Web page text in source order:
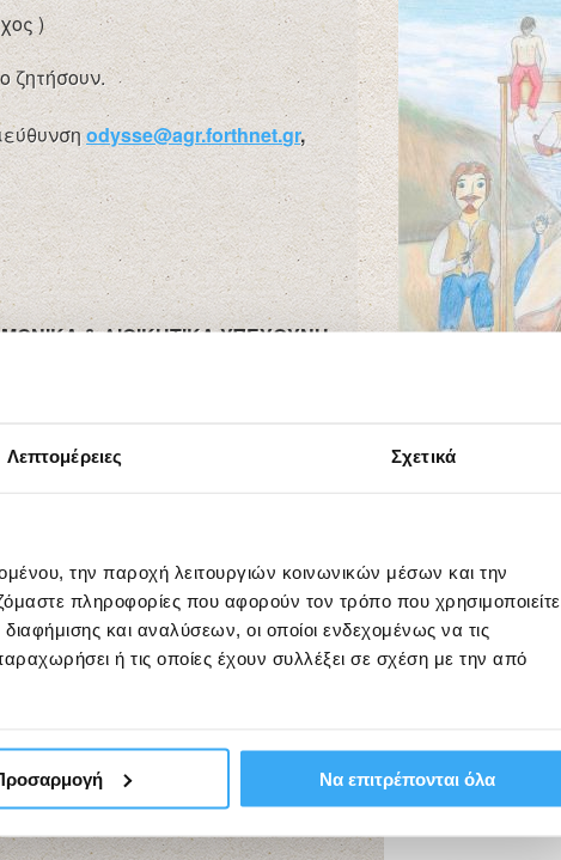
Λεπτομέρειες Σχετικά
την παροχή λειτουργιών κοινωνικών μέσων και την
πληροφορίες που αφορούν τον τρόπο που χρησιμοποιείτε
και αναλύσεων, οι οποίοι ενδεχομένως να τις
ή τις οποίες έχουν συλλέξει σε σχέση με την από
Να επιτρέπονται όλα
)
ζητήσουν.
odysse@agr.forthnet.gr,
& ΔΙΟΙΚΗΤΙΚΑ ΥΠΕΥΘΥΝΗ